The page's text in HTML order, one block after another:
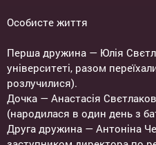
Особисте життя
Перша дружина — Юлія
університеті, разом
розлучилися).
Дочка — Анастасія
(народилася в один день з
Друга дружина — Антоніна